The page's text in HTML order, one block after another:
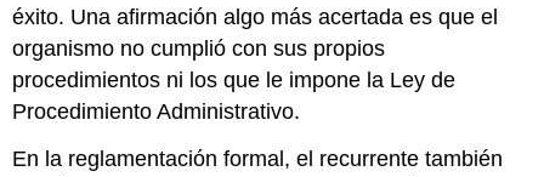
éxito. Una afirmación algo más acertada es que el
organismo no cumplió con sus propios
procedimientos ni los que le impone la Ley de
Procedimiento Administrativo.
En la reglamentación formal, el recurrente también